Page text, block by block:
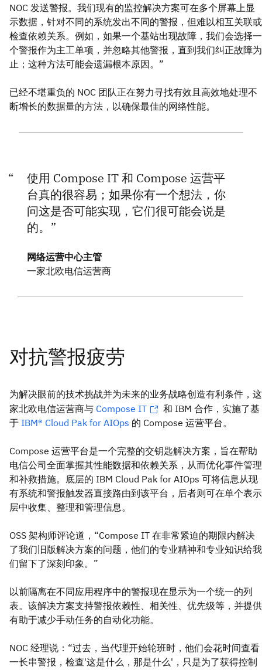
NOC 发送警报。我们现有的监控解决方案可在多个屏幕上显
示数据，针对不同的系统发出不同的警报，但难以相互关联或
检查依赖关系。例如，如果一个基站出现故障，我们会选择一
个警报作为主工单项，并忽略其他警报，直到我们纠正故障为
止；这种方法可能会遗漏根本原因。”
已经不堪重负的 NOC 团队正在努力寻找有效且高效地处理不
断增长的数据量的方法，以确保最佳的网络性能。
使用 Compose IT 和 Compose 运营平
台真的很容易；如果你有一个想法，你
问这是否可能实现，它们很可能会说是
的。
网络运营中心主管
一家北欧电信运营商
为解决眼前的技术挑战并为未来的业务战略创造有利条件，这
家北欧电信运营商与 Compose IT
和 IBM 合作，实施了基
于 IBM® Cloud Pak for AIOps 的 Compose 运营平台。
Compose 运营平台是一个完整的交钥匙解决方案，旨在帮助
电信公司全面掌握其性能数据和依赖关系，从而优化事件管理
和补救措施。底层的 IBM Cloud Pak for AIOps 可将信息从现
有系统和警报触发器直接路由到该平台，后者则可在单个表示
层中收集、整理和管理信息。
OSS 架构师评论道，“Compose IT 在非常紧迫的期限内解决
了我们旧版解决方案的问题，他们的专业精神和专业知识给我
们留下了深刻印象。”
以前隔离在不同应用程序中的警报现在显示为一个统一的列
表。该解决方案支持警报依赖性、相关性、优先级等，并提供
有助于减少手动任务的自动化功能。
NOC 经理说：“过去，当代理开始轮班时，他们会花时间查看
一长串警报，检查'这是什么，那是什么'，只是为了获得控制